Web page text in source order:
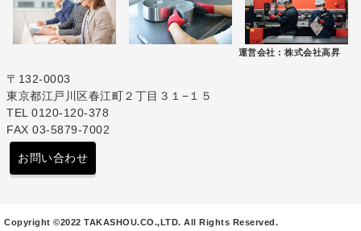
運営会社 : 株式会社高昇
〒132-0003
東京都江戸川区春江町２丁目３１−１５
TEL 0120-120-378
FAX 03-5879-7002
お問い合わせ
Copyright ©2022 TAKASHOU.CO.,LTD. All Rights Reserved.